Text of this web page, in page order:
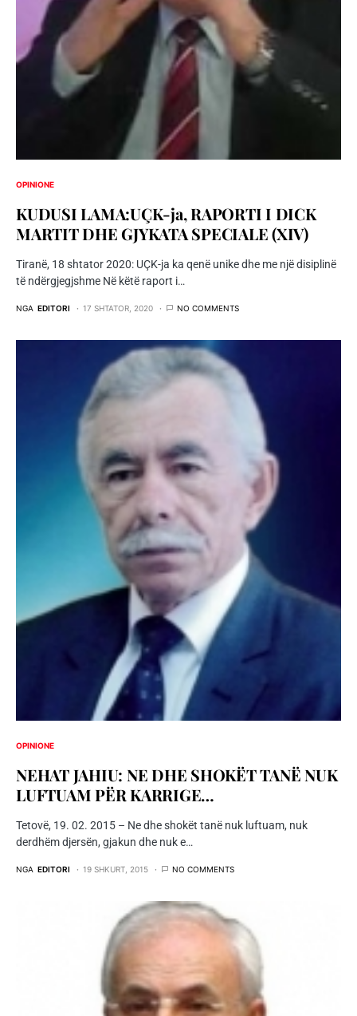
OPINIONE
KUDUSI LAMA:UÇK-ja, RAPORTI I DICK
MARTIT DHE GJYKATA SPECIALE (XIV)
Tiranë, 18 shtator 2020: UÇK-ja ka qenë unike dhe me një disiplinë
të ndërgjegjshme Në këtë raport i…
NGA EDITORI 17 SHTATOR, 2020 NO COMMENTS
OPINIONE
NEHAT JAHIU: NE DHE SHOKËT TANË NUK
LUFTUAM PËR KARRIGE…
Tetovë, 19. 02. 2015 – Ne dhe shokët tanë nuk luftuam, nuk
derdhëm djersën, gjakun dhe nuk e…
NGA EDITORI 19 SHKURT, 2015 NO COMMENTS